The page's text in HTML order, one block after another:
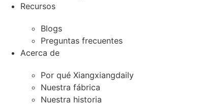
Recursos
Blogs
Preguntas frecuentes
Acerca de
Por qué Xiangxiangdaily
Nuestra fábrica
Nuestra historia